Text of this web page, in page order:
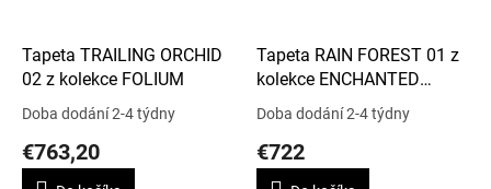
Tapeta TRAILING ORCHID
02 z kolekce FOLIUM
Doba dodání 2-4 týdny
€763,20
Tapeta RAIN FOREST 01 z
kolekce ENCHANTED
GARDENS
Doba dodání 2-4 týdny
€722